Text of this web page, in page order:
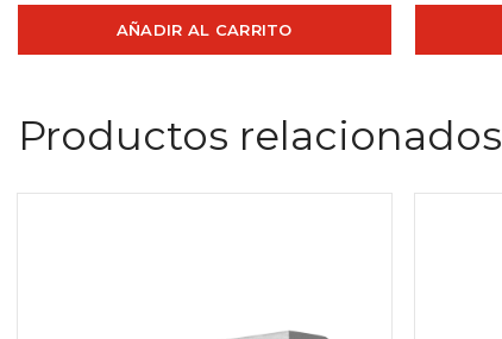
AÑADIR AL CARRITO
Productos relacionados